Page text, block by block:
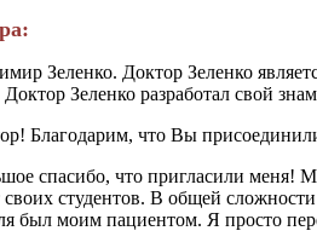
Зеленко. Доктор Зеленко
Зеленко разработал свой
Благодарим, что Вы
спасибо, что пригласили меня!
своих студентов. В общей
был моим пациентом. Я просто